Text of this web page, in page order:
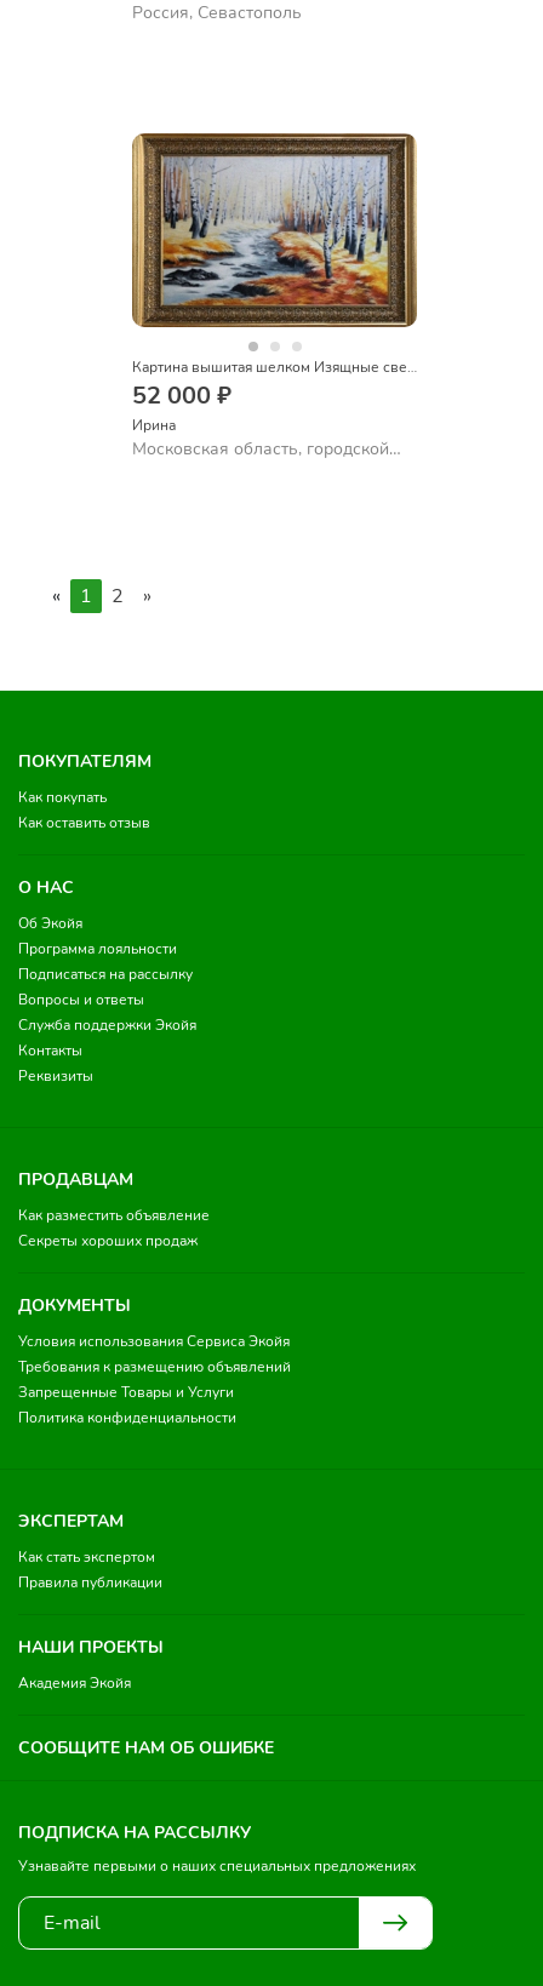
Россия, Севастополь
Картина вышитая шелком Изящные свечи берез
52 000 ₽
Ирина
Московская область, городской
« 1 2 »
ПОКУПАТЕЛЯМ
Как покупать
Как оставить отзыв
О НАС
Об Экойя
Программа лояльности
Подписаться на рассылку
Вопросы и ответы
Служба поддержки Экойя
Контакты
Реквизиты
ПРОДАВЦАМ
Как разместить объявление
Секреты хороших продаж
ДОКУМЕНТЫ
Условия использования Сервиса Экойя
Требования к размещению объявлений
Запрещенные Товары и Услуги
Политика конфиденциальности
ЭКСПЕРТАМ
Как стать экспертом
Правила публикации
НАШИ ПРОЕКТЫ
Академия Экойя
СООБЩИТЕ НАМ ОБ ОШИБКЕ
ПОДПИСКА НА РАССЫЛКУ
Узнавайте первыми о наших специальных предложениях